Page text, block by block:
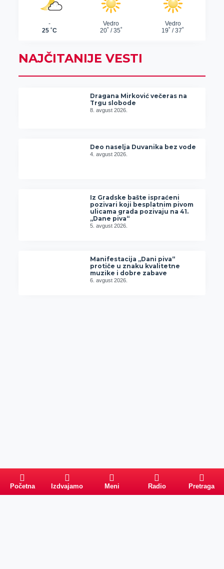
NAJČITANIJE VESTI
Dragana Mirković večeras na
Trgu slobode
8. avgust 2026.
Deo naselja Duvanika bez vode
4. avgust 2026.
Iz Gradske bašte ispraćeni
pozivari koji besplatnim pivom
ulicama grada pozivaju na 41.
„Dane piva“
5. avgust 2026.
Manifestacija „Dani piva“
protiče u znaku kvalitetne
muzike i dobre zabave
6. avgust 2026.
Početna Izdvajamo Meni Radio Pretraga